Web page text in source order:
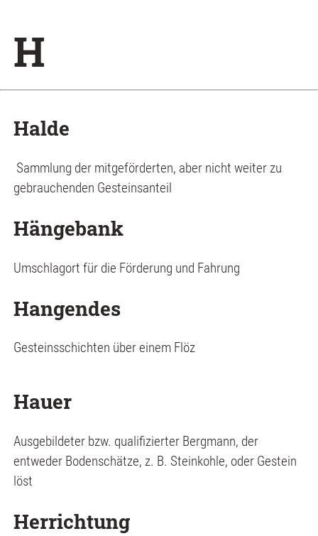
H
Halde
Sammlung der mitgeförderten, aber nicht weiter zu
gebrauchenden Gesteinsanteil
Hängebank
Umschlagort für die Förderung und Fahrung
Hangendes
Gesteinsschichten über einem Flöz
Hauer
Ausgebildeter bzw. qualifizierter Bergmann, der
entweder Bodenschätze, z. B. Steinkohle, oder Gestein
löst
Herrichtung